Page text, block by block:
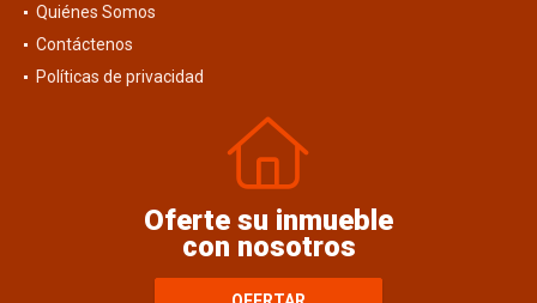
Quiénes Somos
Contáctenos
Políticas de privacidad
Oferte su inmueble
con nosotros